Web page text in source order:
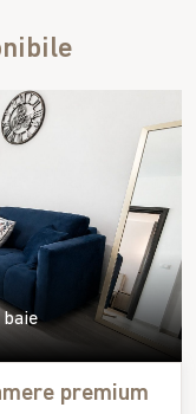
premium